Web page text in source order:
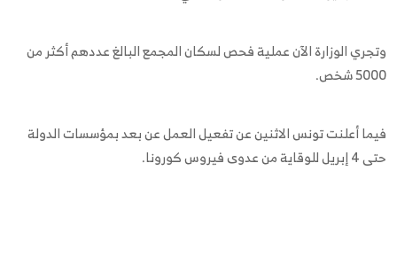
وتجري الوزارة الآن عملية فحص لسكان المجمع البالغ عددهم أكثر من
5000 شخص.
فيما أعلنت تونس الاثنين عن تفعيل العمل عن بعد بمؤسسات الدولة
حتى 4 إبريل للوقاية من عدوى فيروس كورونا.